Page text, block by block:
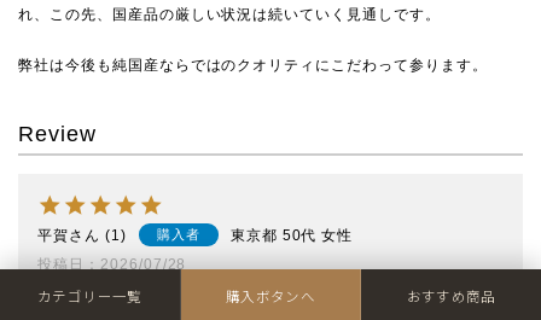
れ、この先、国産品の厳しい状況は続いていく見通しです。
弊社は今後も純国産ならではのクオリティにこだわって参ります。
Review
平賀 1 購入者 東京都 50代 女性
投稿日
2026/07/28
ずっと気になっていたミストブルーを購入しました。グリーンが
カテゴリー一覧 購入ボタンへ おすすめ商品